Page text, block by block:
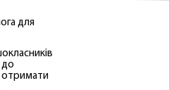
для
до
отримати